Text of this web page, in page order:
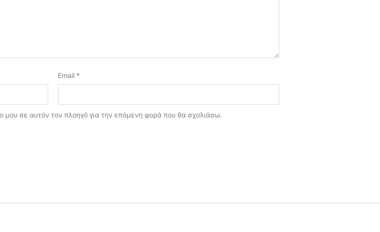
Email *
μου σε αυτόν τον πλοηγό για την επόμενη φορά που θα σχολιάσω.